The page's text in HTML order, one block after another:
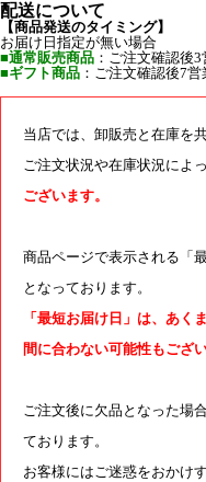
配送について
【商品発送のタイミング】
お届け日指定が無い場合
■通常販売商品 ：ご注文確認後
■ギフト商品 ：ご注文確認後7
当店では、卸販売と在庫を
ご注文状況や在庫状況によっ
ございます。
商品ページで表示される「
となっております。
「最短お届け日」は、あく
間に合わない可能性もござい
ご注文後に欠品となった場
ております。
お客様にはご迷惑をおかけ